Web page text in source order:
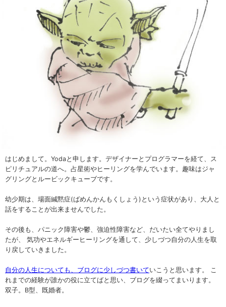
はじめまして。Yodaと申します。デザイナーとプログラマーを経て、ス
ピリチュアルの道へ。占星術やヒーリングを学んでいます。趣味はジャ
グリングとルービックキューブです。
幼少期は、場面緘黙症(ばめんかんもくしょう)という症状があり、大人と
話をすることが出来ませんでした。
その後も、パニック障害や鬱、強迫性障害など、だいたい全てやりまし
たが、 気功やエネルギーヒーリングを通して、少しづつ自分の人生を取
り戻していきました。
自分の人生についても、ブログに少しづつ書いていこうと思います。 こ
れまでの経験が誰かの役に立てばと思い、ブログを綴ってまいります。
双子。B型、既婚者。